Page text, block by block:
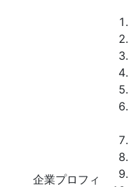
企業プロフィ